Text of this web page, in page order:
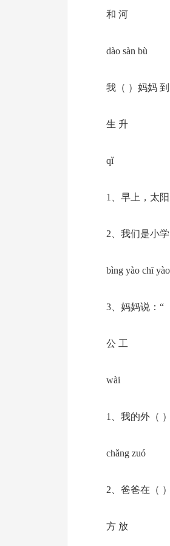
和 河
dào sàn bù
我（ ）妈妈 到
生 升
qǐ
1、早上，太
2、我们是小学
bìng yào chī yào
3、妈妈说：“
公 工
wài
1、我的外（
chǎng zuó
2、爸爸在（
方 放